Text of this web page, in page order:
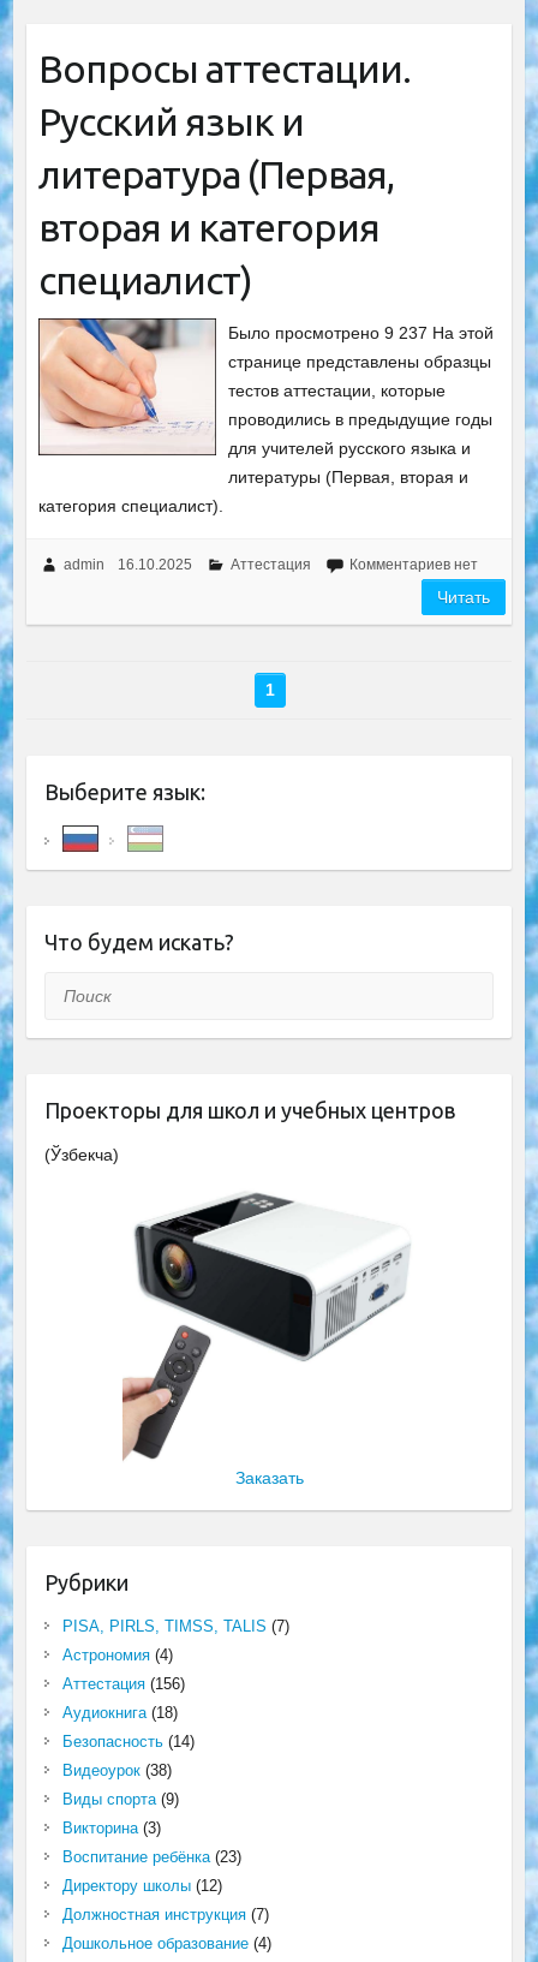
Вопросы аттестации.
Русский язык и
литература (Первая,
вторая и категория
специалист)
Было просмотрено 9 237 На этой
странице представлены образцы
тестов аттестации, которые
проводились в предыдущие годы
для учителей русского языка и
литературы (Первая, вторая и
категория специалист).
admin 16.10.2025 Аттестация Комментариев нет
Читать
1
Выберите язык:
Что будем искать?
Поиск
Проекторы для школ и учебных центров
(Ўзбекча)
Заказать
Рубрики
PISA, PIRLS, TIMSS, TALIS (7)
Астрономия(4)
Аттестация(156)
Аудиокнига(18)
Безопасность(14)
Видеоурок(38)
Виды спорта(9)
Викторина(3)
Воспитание ребёнка(23)
Директору школы(12)
Должностная инструкция(7)
Дошкольное образование(4)